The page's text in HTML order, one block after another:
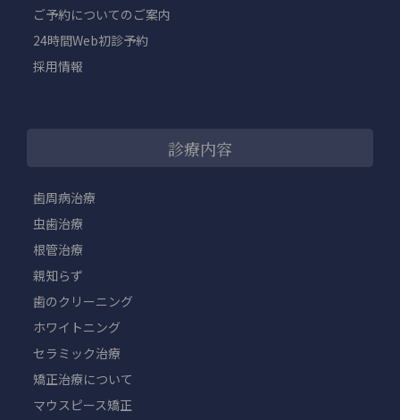
ご予約についてのご案内
24時間Web初診予約
採用情報
診療内容
歯周病治療
虫歯治療
根管治療
親知らず
歯のクリーニング
ホワイトニング
セラミック治療
矯正治療について
マウスピース矯正